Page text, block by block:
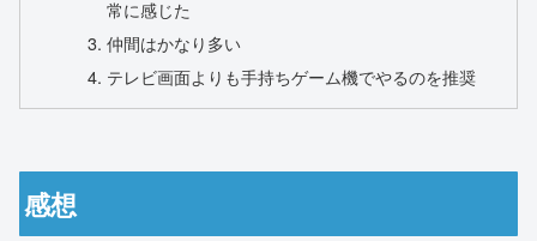
常に感じた
仲間はかなり多い
テレビ画面よりも手持ちゲーム機でやるのを推奨
感想